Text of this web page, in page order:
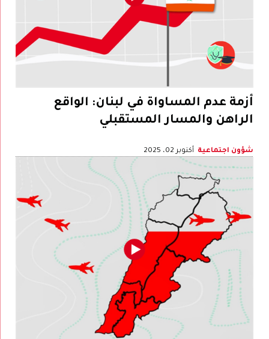
أزمة عدم المساواة في لبنان: الواقع
الراهن والمسار المستقبلي
شؤون اجتماعية أكتوبر 02، 2025